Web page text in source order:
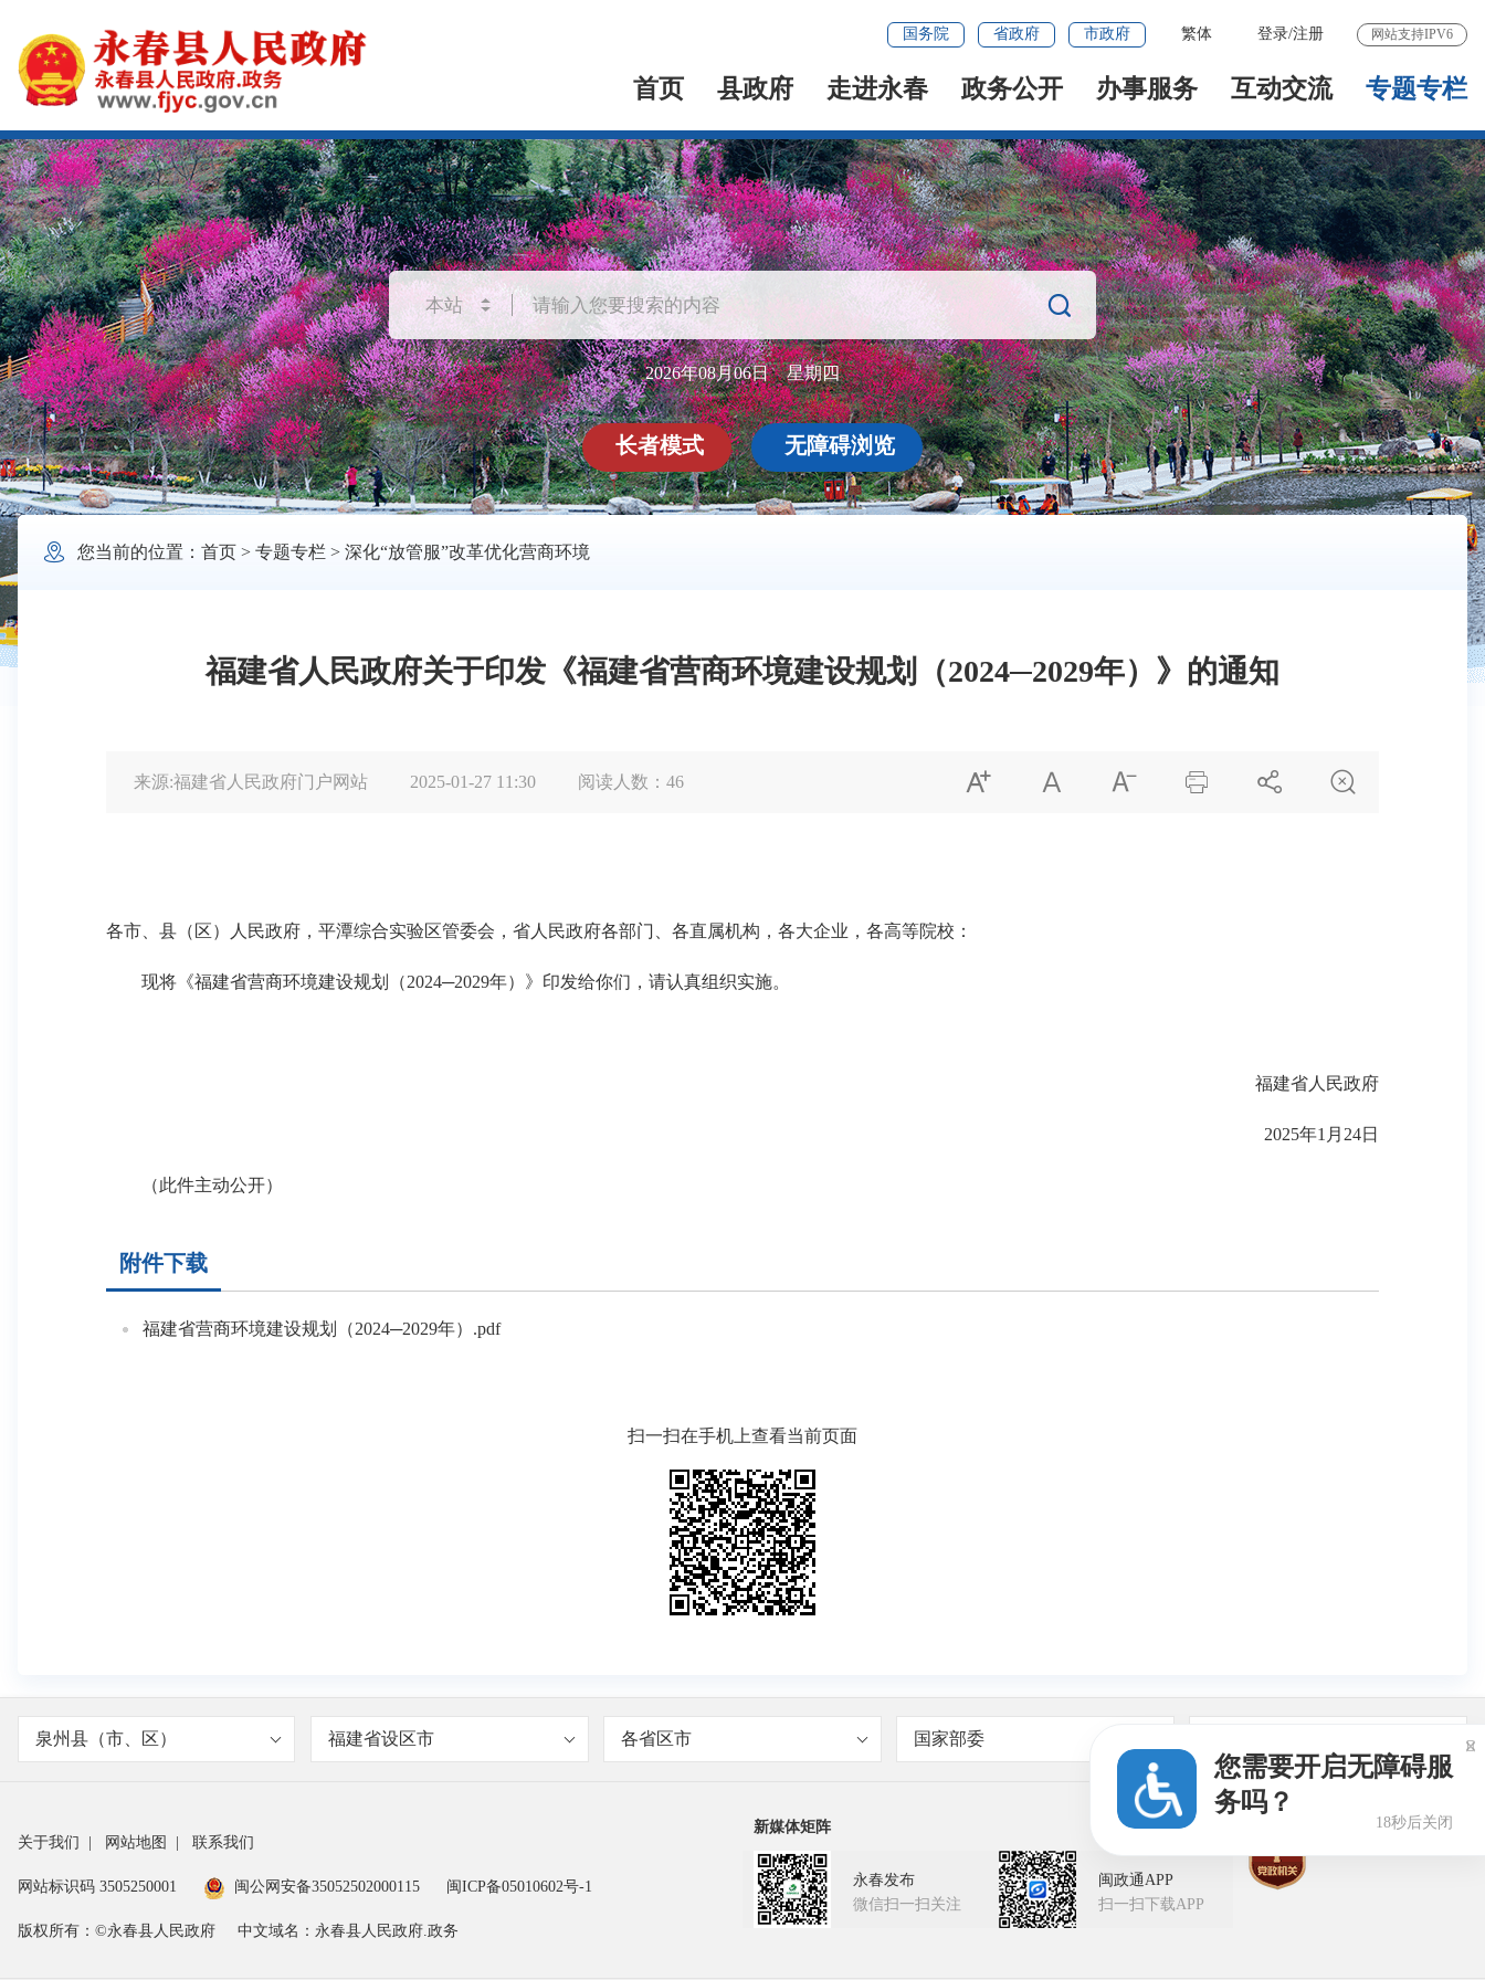
国务院 省政府 市政府 繁体 登录/注册 网站支持IPV6
首页 县政府 走进永春 政务公开 办事服务 互动交流 专题专栏

2026年08月06日 星期四
长者模式 无障碍浏览
 您当前的位置： 首页> 专题专栏> 深化“放管服”改革优化营商环境
福建省人民政府关于印发《福建省营商环境建设规划（2024─2029年）》的通知
来源:福建省人民政府门户网站 2025-01-27 11:30 阅读人数： 46      
各市、县（区）人民政府，平潭综合实验区管委会，省人民政府各部门、各直属机构，各大企业，各高等院校：
现将《福建省营商环境建设规划（2024─2029年）》印发给你们，请认真组织实施。
福建省人民政府
2025年1 月 24日
（此件主动公开）
附件下载
福建省营商环境建设规划（2024─2029年）.pdf
扫一扫在手机上查看当前页面
泉州县（市、区） 福建省设区市 各省区市 国家部委
关于我们 网站地图 联系我们
网站标识码 3505250001 闽公网安备35052502000115 闽ICP备05010602号-1
版权所有：©永春县人民政府 中文域名：永春县人民政府.政务
新媒体矩阵
永春发布
微信扫一扫关注
闽政通APP
扫一扫下载APP
您需要开启无障碍服
务吗？
18秒后关闭
